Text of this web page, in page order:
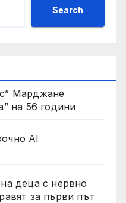
Search
Марджане
на 56 години
AI
деца с нервно
за първи път